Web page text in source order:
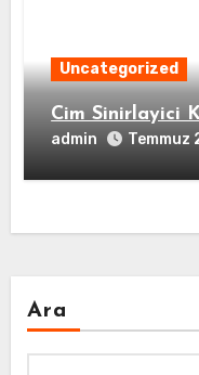
Uncategorized
Cim Sinirlayici
admin Temmuz
Ara